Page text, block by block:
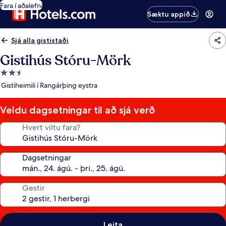
Fara í aðalefni
Sæktu appið
Sjá alla gististaði
Gistihús Stóru-Mörk
2.5
stjörnu
Gistiheimili í Rangárþing eystra
Veldu dagsetningar til að sjá verð
Hvert viltu fara?
Dagsetningar
Gestir